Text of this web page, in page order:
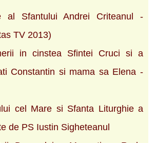
al Sfantului Andrei Criteanul -
TV 2013)
in cinstea Sfintei Cruci si a
Constantin si mama sa Elena -
cel Mare si Sfanta Liturghie a
de PS Iustin Sigheteanul